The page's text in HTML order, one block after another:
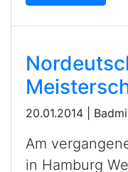
20.01.2014
Am
in Hamburg